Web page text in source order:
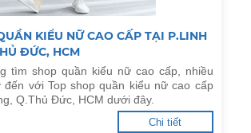
KIỂU NỮ CAO CẤP TẠI P.LINH
ĐỨC, HCM
tìm shop quần kiểu nữ cao cấp, nhiều
đến với Top shop quần kiểu nữ cao cấp
Q.Thủ Đức, HCM dưới đây.
Chi tiết